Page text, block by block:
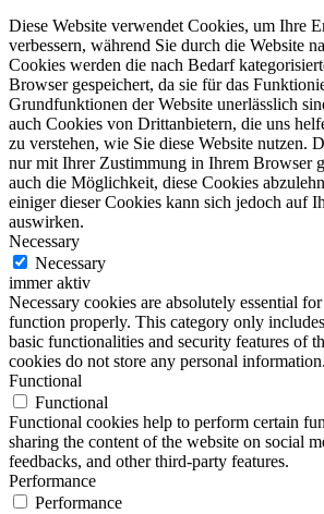
Diese Website verwendet Cookies, um Ihre
verbessern, während Sie durch die Website
Cookies werden die nach Bedarf
Browser gespeichert, da sie für das
Grundfunktionen der Website unerlässlich
auch Cookies von Drittanbietern, die uns
zu verstehen, wie Sie diese Website nutzen.
nur mit Ihrer Zustimmung in Ihrem Browser
auch die Möglichkeit, diese Cookies
einiger dieser Cookies kann sich jedoch auf
auswirken.
Necessary
Necessary
immer aktiv
Necessary cookies are absolutely essential
function properly. This category only
basic functionalities and security features of
cookies do not store any personal information.
Functional
Functional
Functional cookies help to perform certain
sharing the content of the website on social
feedbacks, and other third-party features.
Performance
Performance